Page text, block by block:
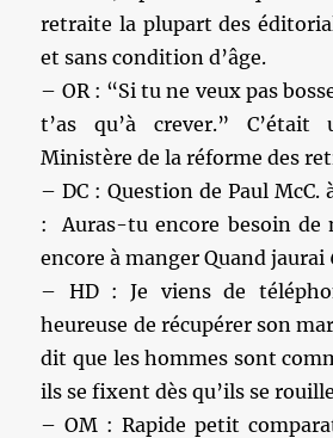
retraite la plupart des
et sans condition d’âge.
– OR : “Si tu ne veux pas
t’as qu’à crever.” C’était
Ministère de la réforme des
– DC : Question de Paul McC.
: Auras-tu encore besoin de
encore à manger Quand jaurai
– HD : Je viens de
heureuse de récupérer son
dit que les hommes sont
ils se fixent dès qu’ils se
– OM : Rapide petit